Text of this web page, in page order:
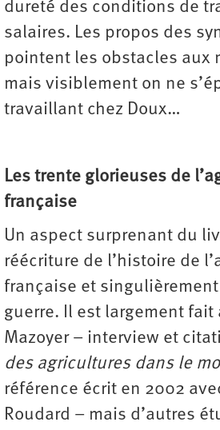
dureté des conditions de
salaires. Les propos des
pointent les obstacles aux
mais visiblement on ne
travaillant chez Doux…
Les trente glorieuses de
française
Un aspect surprenant du
réécriture de l’histoire de
française et singulièrement
guerre. Il est largement fait
Mazoyer – interview et
des agricultures dans le
référence écrit en 2002
Roudard – mais d’autres